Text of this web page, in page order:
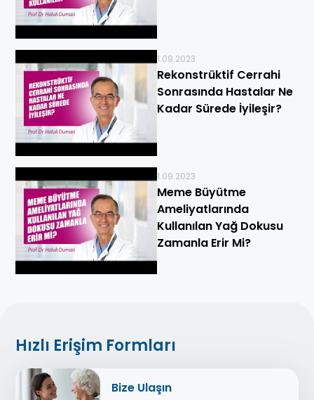
1.09.2023
Rekonstrüktif Cerrahi
Sonrasında Hastalar Ne
Kadar Sürede İyileşir?
1.09.2023
Meme Büyütme
Ameliyatlarında
Kullanılan Yağ Dokusu
Zamanla Erir Mi?
Hızlı Erişim Formları
Bize Ulaşın